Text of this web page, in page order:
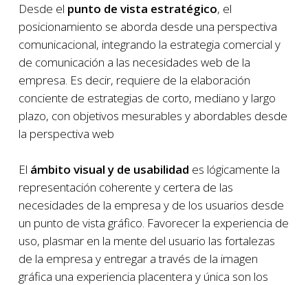
Desde el punto de vista estratégico, el
posicionamiento se aborda desde una perspectiva
comunicacional, integrando la estrategia comercial y
de comunicación a las necesidades web de la
empresa. Es decir, requiere de la elaboración
conciente de estrategias de corto, mediano y largo
plazo, con objetivos mesurables y abordables desde
la perspectiva web
El ámbito visual y de usabilidad es lógicamente la
representación coherente y certera de las
necesidades de la empresa y de los usuarios desde
un punto de vista gráfico. Favorecer la experiencia de
uso, plasmar en la mente del usuario las fortalezas
de la empresa y entregar a través de la imagen
gráfica una experiencia placentera y única son los